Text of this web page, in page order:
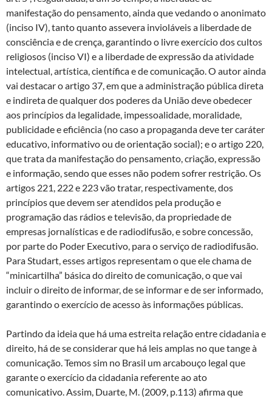
manifestação do pensamento, ainda que vedando o anonimato
(inciso IV), tanto quanto assevera invioláveis a liberdade de
consciência e de crença, garantindo o livre exercício dos cultos
religiosos (inciso VI) e a liberdade de expressão da atividade
intelectual, artística, científica e de comunicação. O autor ainda
vai destacar o artigo 37, em que a administração pública direta
e indireta de qualquer dos poderes da União deve obedecer
aos princípios da legalidade, impessoalidade, moralidade,
publicidade e eficiência (no caso a propaganda deve ter caráter
educativo, informativo ou de orientação social); e o artigo 220,
que trata da manifestação do pensamento, criação, expressão
e informação, sendo que esses não podem sofrer restrição. Os
artigos 221, 222 e 223 vão tratar, respectivamente, dos
princípios que devem ser atendidos pela produção e
programação das rádios e televisão, da propriedade de
empresas jornalísticas e de radiodifusão, e sobre concessão,
por parte do Poder Executivo, para o serviço de radiodifusão.
Para Studart, esses artigos representam o que ele chama de
“minicartilha” básica do direito de comunicação, o que vai
incluir o direito de informar, de se informar e de ser informado,
garantindo o exercício de acesso às informações públicas.
Partindo da ideia que há uma estreita relação entre cidadania e
direito, há de se considerar que há leis amplas no que tange à
comunicação. Temos sim no Brasil um arcabouço legal que
garante o exercício da cidadania referente ao ato
comunicativo. Assim, Duarte, M. (2009, p.113) afirma que